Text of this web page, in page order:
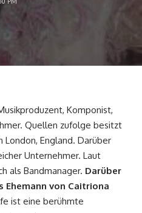
Komponist,
Quellen zufolge besitzt
England. Darüber
Unternehmer. Laut
als Bandmanager. Darüber
Ehemann von Caitriona
ist eine berühmte